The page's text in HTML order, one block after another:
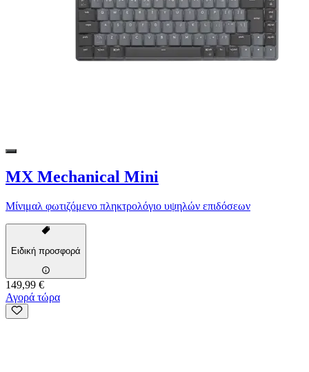
MX Mechanical Mini
Μίνιμαλ φωτιζόμενο πληκτρολόγιο υψηλών επιδόσεων
Ειδική προσφορά
149,99 €
Αγορά τώρα